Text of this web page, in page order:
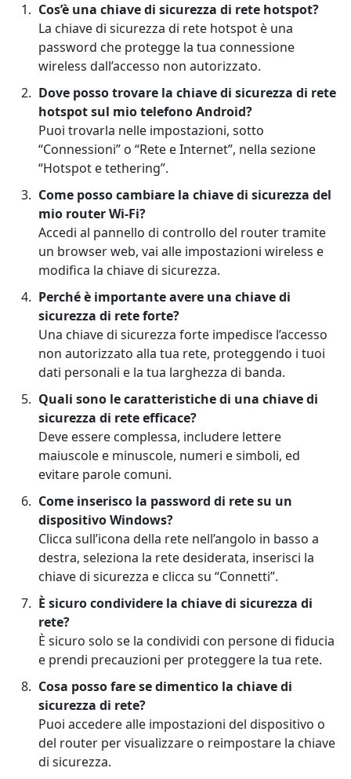
Cos’è una chiave di sicurezza di rete hotspot?
La chiave di sicurezza di rete hotspot è una
password che protegge la tua connessione
wireless dall’accesso non autorizzato.
Dove posso trovare la chiave di sicurezza di rete
hotspot sul mio telefono Android?
Puoi trovarla nelle impostazioni, sotto
“Connessioni” o “Rete e Internet”, nella sezione
“Hotspot e tethering”.
Come posso cambiare la chiave di sicurezza del
mio router Wi-Fi?
Accedi al pannello di controllo del router tramite
un browser web, vai alle impostazioni wireless e
modifica la chiave di sicurezza.
Perché è importante avere una chiave di
sicurezza di rete forte?
Una chiave di sicurezza forte impedisce l’accesso
non autorizzato alla tua rete, proteggendo i tuoi
dati personali e la tua larghezza di banda.
Quali sono le caratteristiche di una chiave di
sicurezza di rete efficace?
Deve essere complessa, includere lettere
maiuscole e minuscole, numeri e simboli, ed
evitare parole comuni.
Come inserisco la password di rete su un
dispositivo Windows?
Clicca sull’icona della rete nell’angolo in basso a
destra, seleziona la rete desiderata, inserisci la
chiave di sicurezza e clicca su “Connetti”.
È sicuro condividere la chiave di sicurezza di
rete?
È sicuro solo se la condividi con persone di fiducia
e prendi precauzioni per proteggere la tua rete.
Cosa posso fare se dimentico la chiave di
sicurezza di rete?
Puoi accedere alle impostazioni del dispositivo o
del router per visualizzare o reimpostare la chiave
di sicurezza.